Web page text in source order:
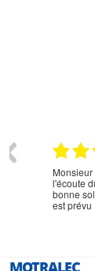
l'écoute
bonne
est prévu